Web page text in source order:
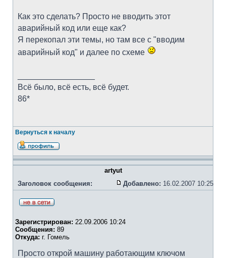
Как это сделать? Просто не вводить этот
аварийный код или еще как?
Я перекопал эти темы, но там все с "вводим
аварийный код" и далее по схеме
Всё было, всё есть, всё будет.
86*
Вернуться к началу
artyut
Заголовок сообщения:
Добавлено: 16.02.2007 10:25
Зарегистрирован: 22.09.2006 10:24
Сообщения: 89
Откуда: г. Гомель
Просто открой машину работающим ключом